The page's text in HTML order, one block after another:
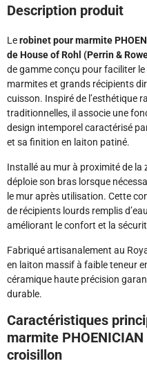
Description produit
Lerobinet pour marmite
de House of Rohl (Perrin &
de gamme conçu pour faciliter
marmites et grands récipients
cuisson. Inspiré de l’esthétique
traditionnelles, il associe une
design intemporel caractérisé
et sa finition en laiton patiné.
Installé au mur à proximité de la
déploie son bras lorsque
le mur après utilisation. Cette
de récipients lourds remplis
améliorant le confort et la
Fabriqué artisanalement au
en laiton massif à faible teneur
céramique haute précision
durable.
Caractéristiques
marmite
croisillon